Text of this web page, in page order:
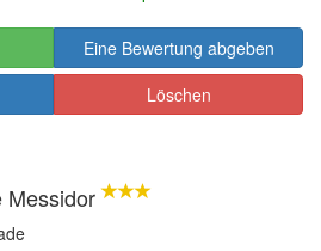
Eine Bewertung abgeben
Löschen
Messidor